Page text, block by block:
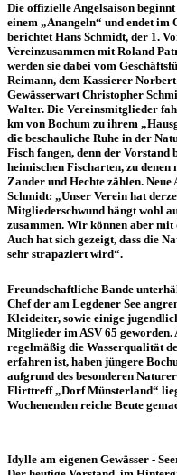
Die offizielle Angelsaison
einem „Anangeln“ und endet im
berichtet Hans Schmidt, der 1.
Vereinzusammen mit Roland
werden sie dabei vom
Reimann, dem Kassierer
Gewässerwart Christopher
Walter. Die Vereinsmitglieder
km von Bochum zu ihrem
die beschauliche Ruhe in der
Fisch fangen, denn der
heimischen Fischarten, zu
Zander und Hechte zählen.
Schmidt: „Unser Verein hat
Mitgliederschwund hängt wohl
zusammen. Wir können aber
Auch hat sich gezeigt, dass die
sehr strapaziert wird“.
Freundschaftliche Bande
Chef der am Legdener See
Kleideiter, sowie einige
Mitglieder im ASV 65
regelmäßig die Wasserqualität
erfahren ist, haben jüngere
aufgrund des besonderen
Flirttreff „Dorf Münsterland“
Wochenenden reiche Beute
Idylle am eigenen Gewässer -